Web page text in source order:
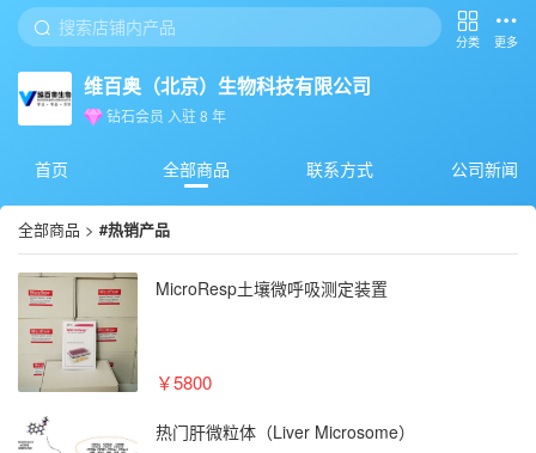
分类 更多
维百奥（北京）生物科技有限公司
钻石会员 入驻8 年
首页 全部商品 联系方式 公司新闻
全部商品 > #热销产品
MicroResp土壤微呼吸测定装置
￥5800
热门肝微粒体（Liver Microsome）